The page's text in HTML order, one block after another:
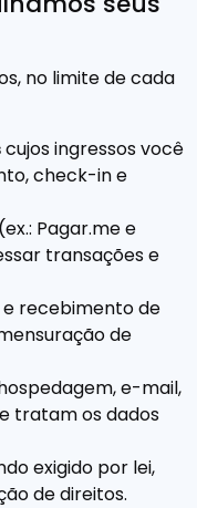
no limite de cada
cujos ingressos você
check-in e
(ex.: Pagar.me e
transações e
e recebimento de
de
e-mail,
tratam os dados
exigido por lei,
de direitos.